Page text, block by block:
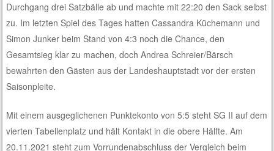
Durchgang drei Satzbälle ab und machte mit 22:20 den Sack selbst
zu. Im letzten Spiel des Tages hatten Cassandra Küchemann und
Simon Junker beim Stand von 4:3 noch die Chance, den
Gesamtsieg klar zu machen, doch Andrea Schreier/Bärsch
bewahrten den Gästen aus der Landeshauptstadt vor der ersten
Saisonpleite.
Mit einem ausgeglichenen Punktekonto von 5:5 steht SG II auf dem
vierten Tabellenplatz und hält Kontakt in die obere Hälfte. Am
20.11.2021 steht zum Vorrundenabschluss der Vergleich beim